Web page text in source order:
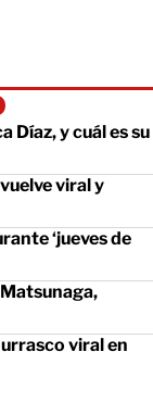
Díaz, y cuál es su
viral y
‘jueves de
Matsunaga,
viral en